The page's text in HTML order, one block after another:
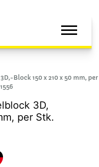
Block 150 x 210 x 50 mm, per
3D,
per Stk.